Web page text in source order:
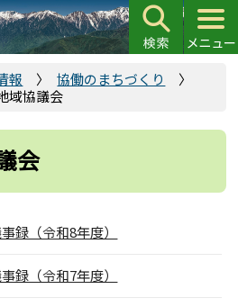
報
協働のまちづくり
域協議会
会
録（令和8年度）
録（令和7年度）